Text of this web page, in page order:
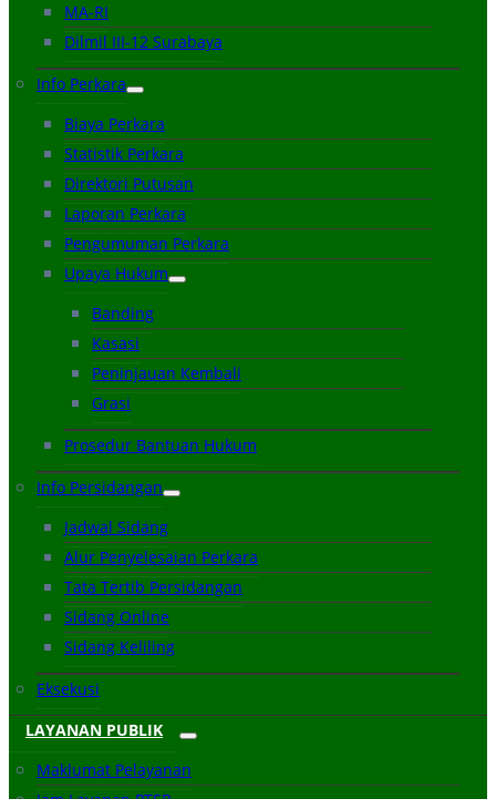
MA-RI
Dilmil III-12 Surabaya
Info Perkara
Biaya Perkara
Statistik Perkara
Direktori Putusan
Laporan Perkara
Pengumuman Perkara
Upaya Hukum
Banding
Kasasi
Peninjauan Kembali
Grasi
Prosedur Bantuan Hukum
Info Persidangan
Jadwal Sidang
Alur Penyelesaian Perkara
Tata Tertib Persidangan
Sidang Online
Sidang Keliling
Eksekusi
LAYANAN PUBLIK
Maklumat Pelayanan